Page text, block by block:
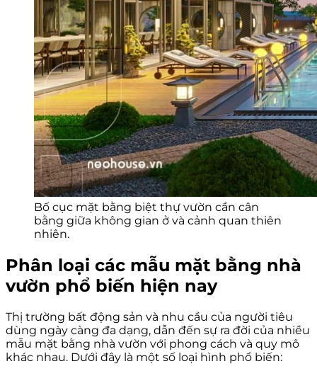
Bố cục mặt bằng biệt thự vườn cần cân
bằng giữa không gian ở và cảnh quan thiên
nhiên.
Phân loại các mẫu mặt bằng nhà
vườn phổ biến hiện nay
Thị trường bất động sản và nhu cầu của người tiêu
dùng ngày càng đa dạng, dẫn đến sự ra đời của nhiều
mẫu mặt bằng nhà vườn với phong cách và quy mô
khác nhau. Dưới đây là một số loại hình phổ biến: